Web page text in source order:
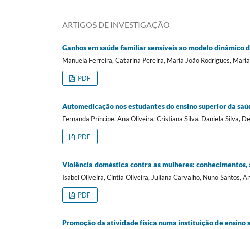
ARTIGOS DE INVESTIGAÇÃO
Ganhos em saúde familiar sensíveis ao modelo
Manuela Ferreira, Catarina Pereira, Maria João Rodrigues,
PDF
Automedicação nos estudantes do ensino superior da
Fernanda Príncipe, Ana Oliveira, Cristiana Silva, Daniela Silva,
PDF
Violência doméstica contra as mulheres:
Isabel Oliveira, Cíntia Oliveira, Juliana Carvalho, Nuno Santos,
PDF
Promoção da atividade física numa instituição de ensino